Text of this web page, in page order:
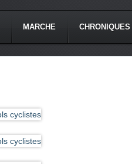
MARCHE CHRONIQUES